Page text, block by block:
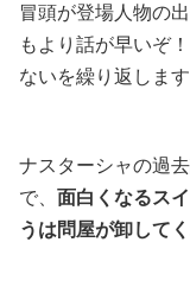
冒頭が登場人物の
もより話が早いぞ
ないを繰り返します
ナスターシャの過
で、 面白くなるス
うは問屋が卸してく